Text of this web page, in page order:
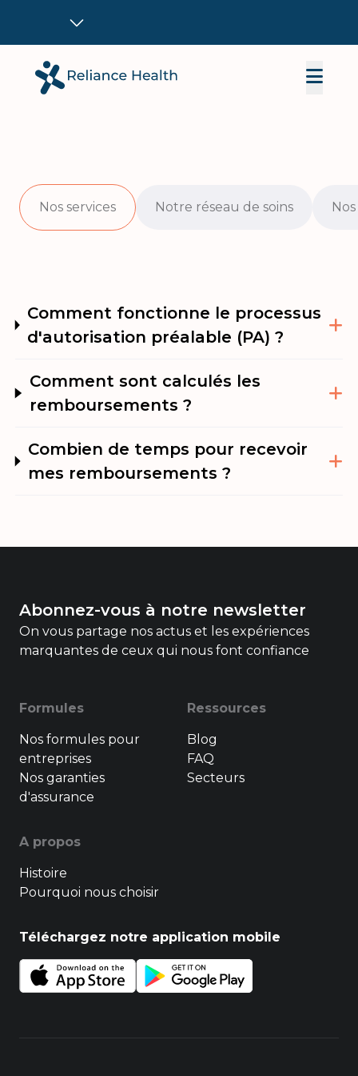
Nos services Notre réseau de soins
Comment fonctionne le processus
d'autorisation préalable (PA) ?
Comment sont calculés les
remboursements ?
Combien de temps pour recevoir
mes remboursements ?
Abonnez-vous à notre newsletter
On vous partage nos actus et les expériences
marquantes de ceux qui nous font confiance
Formules
Nos formules pour
entreprises
Nos garanties
d'assurance
Ressources
Blog
FAQ
Secteurs
A propos
Histoire
Pourquoi nous choisir
Téléchargez notre application mobile